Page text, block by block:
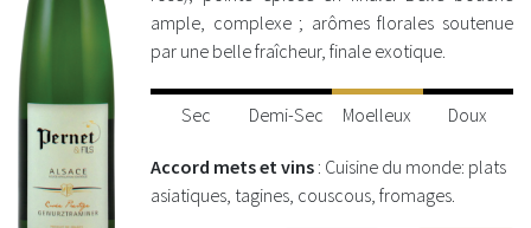
ample, complexe ; arômes florales soutenue
par une belle fraîcheur, finale exotique.
Sec Demi-Sec Moelleux Doux
Accord mets et vins : Cuisine du monde: plats
asiatiques, tagines, couscous, fromages.